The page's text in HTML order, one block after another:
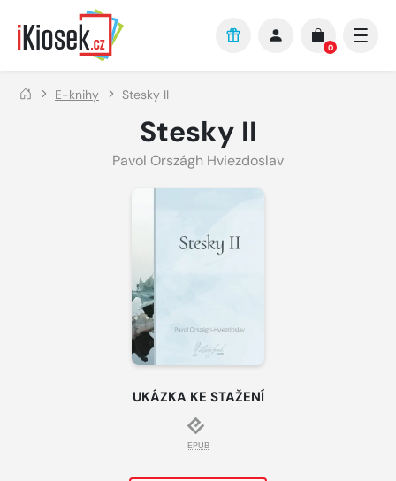
Přejít na hlavní obsah
0
E-knihy Stesky II
Stesky II
Pavol Országh Hviezdoslav
UKÁZKA KE STAŽENÍ
EPUB